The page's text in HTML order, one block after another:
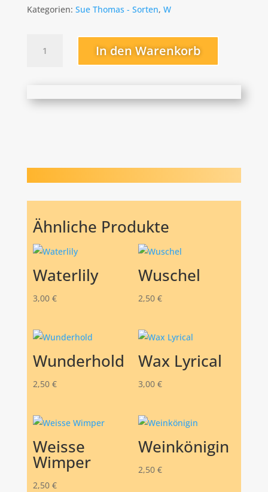
Kategorien: Sue Thomas - Sorten, W
Toffee
In den Warenkorb
Ähnliche Produkte
Waterlily
3,00 €
Wuschel
2,50 €
Wunderhold
2,50 €
Wax Lyrical
3,00 €
Weisse
Wimper
2,50 €
Weinkönigin
2,50 €